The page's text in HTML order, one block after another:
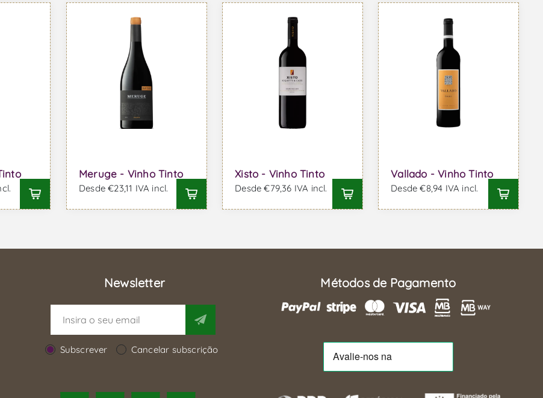
Meruge - Vinho Tinto
Desde €23,11 IVA incl.
Xisto - Vinho Tinto
Desde €79,36 IVA incl.
Vallado - Vinho Tinto
Desde €8,94 IVA incl.
Newsletter
Subscrever Cancelar subscrição
Métodos de Pagamento